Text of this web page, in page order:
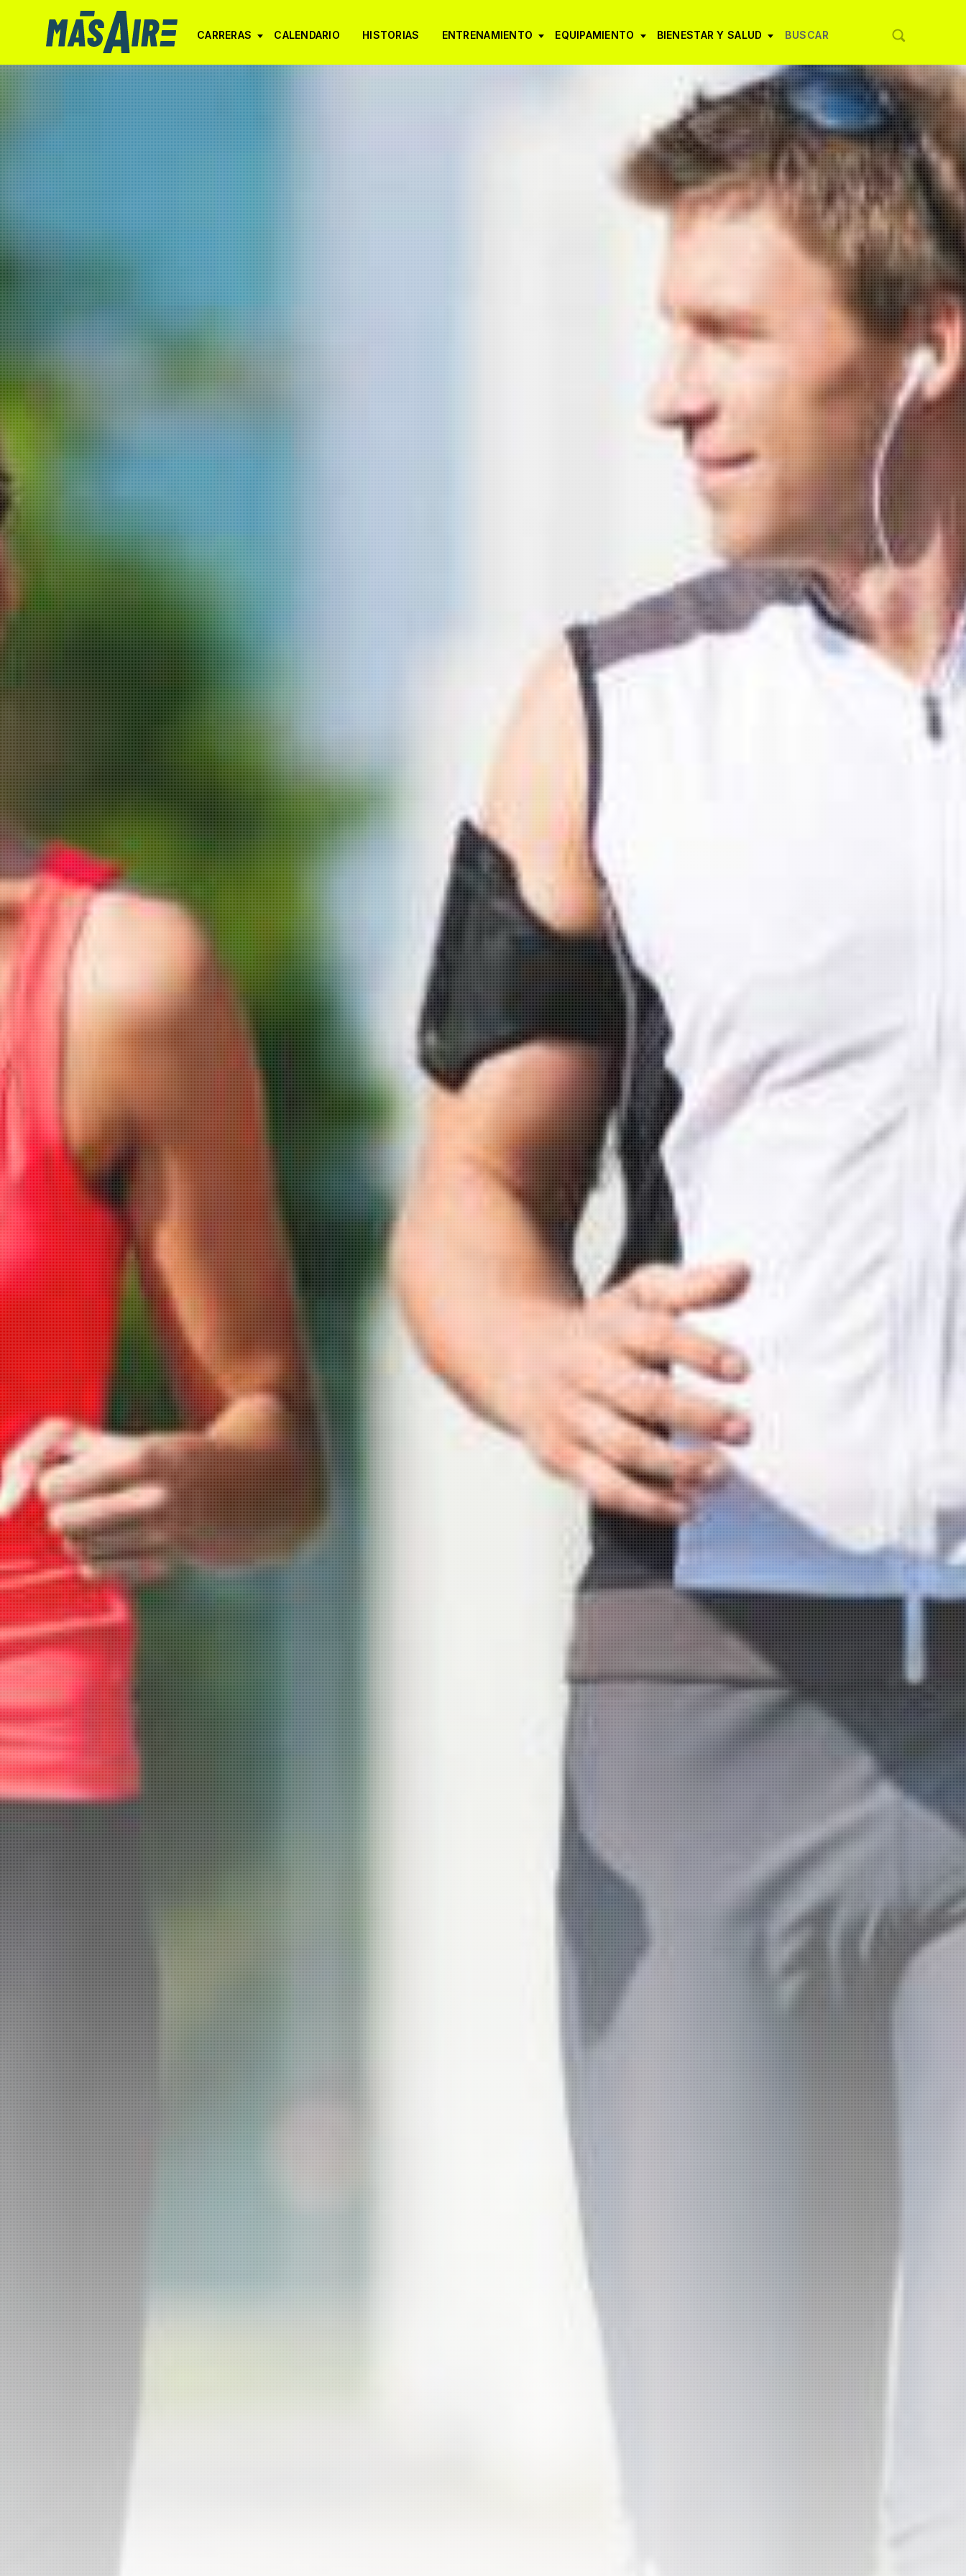
CARRERAS CALENDARIO HISTORIAS ENTRENAMIENTO EQUIPAMIENTO BIENESTAR Y SALUD